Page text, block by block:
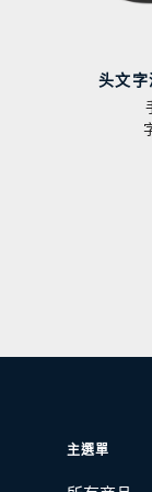
头文
主選單